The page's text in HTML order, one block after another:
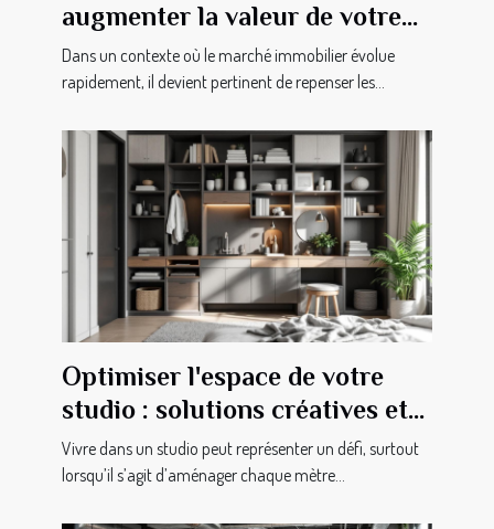
augmenter la valeur de votre
bien immobilier
Dans un contexte où le marché immobilier évolue
rapidement, il devient pertinent de repenser les...
Optimiser l'espace de votre
studio : solutions créatives et
pratiques
Vivre dans un studio peut représenter un défi, surtout
lorsqu’il s’agit d’aménager chaque mètre...